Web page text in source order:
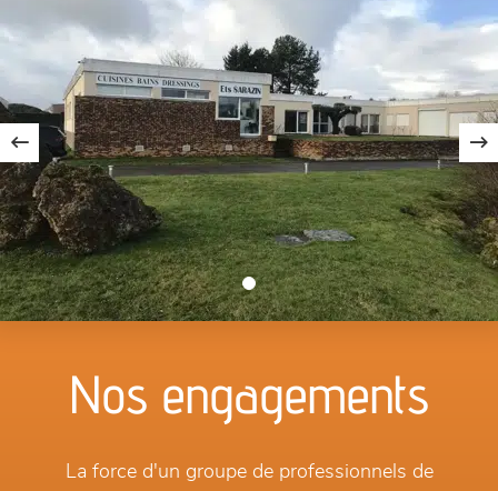
Nos engagements
La force d'un groupe de professionnels de